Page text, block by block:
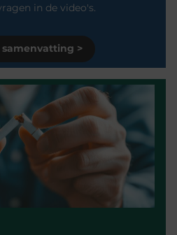
in de video's.
samenvatting >